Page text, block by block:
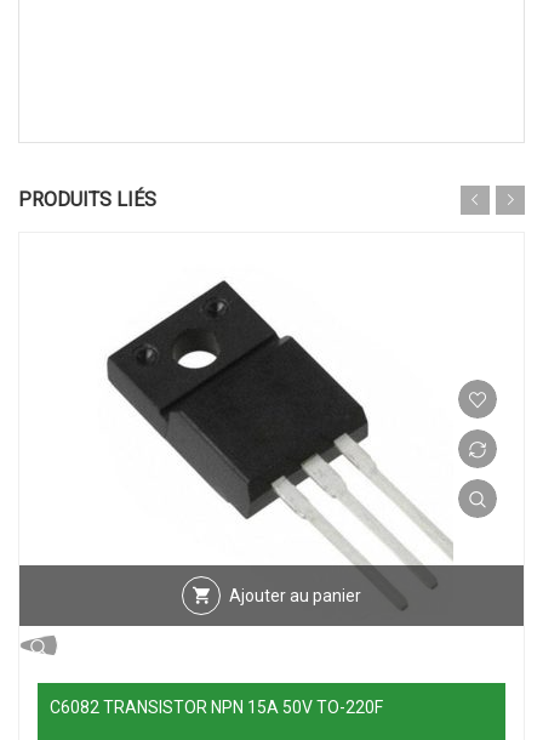
PRODUITS LIÉS
Ajouter au panier
C6082 TRANSISTOR NPN 15A 50V TO-220F